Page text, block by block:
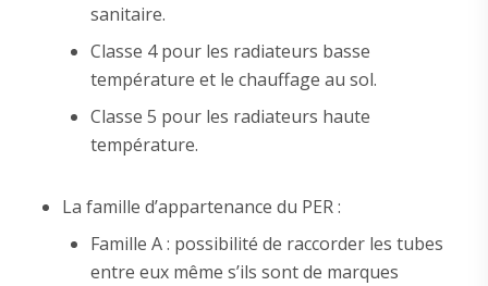
sanitaire.
Classe 4 pour les radiateurs basse
température et le chauffage au sol.
Classe 5 pour les radiateurs haute
température.
La famille d’appartenance du PER :
Famille A : possibilité de raccorder les tubes
entre eux même s’ils sont de marques